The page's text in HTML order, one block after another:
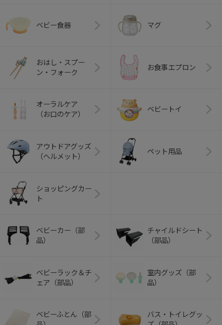
ベビー食器 マグ
おはし・スプー
ン・フォーク
お食事エプロン
オーラルケア
（お口のケア）
ベビートイ
アウトドアグッズ
（ヘルメット）
ペット用品
ショッピングカー
ト
ベビーカー（部
品）
チャイルドシート
（部品）
ベビーラック＆チ
ェア（部品）
室内グッズ（部
品）
ベビーふとん（部
バス・トイレグッ